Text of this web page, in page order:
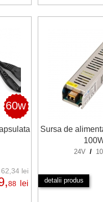
60w
lei
88 lei
Sursa de
24V /
detalii produs